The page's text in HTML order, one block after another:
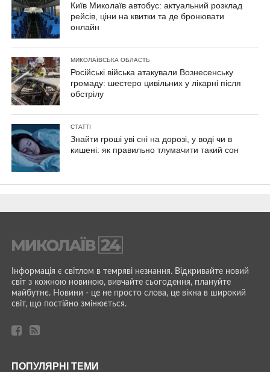
Київ Миколаїв автобус: актуальний розклад
рейсів, ціни на квитки та де бронювати
онлайн
МИКОЛАЇВСЬКА ОБЛАСТЬ
Російські війська атакували Вознесенську
громаду: шестеро цивільних у лікарні після
обстрілу
СТАТТІ
Знайти гроші уві сні на дорозі, у воді чи в
кишені: як правильно тлумачити такий сон
Інформація є світлом в темряві незнання. Відкривайте новий
світ з кожною новиною, вивчайте сьогодення, плануйте
майбутнє. Новини - це не просто слова, це вікна в широкий
світ, що постійно змінюється.
ПОПУЛЯРНІ ТЕМИ